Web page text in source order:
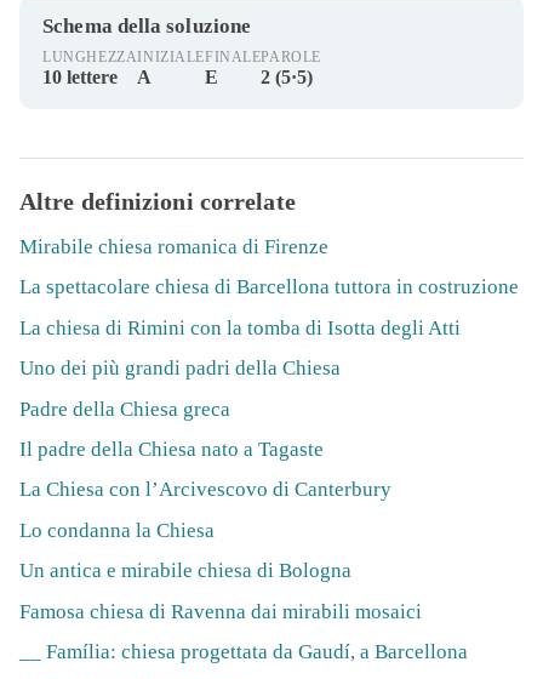
Schema della soluzione
LUNGHEZZA
10 lettere
INIZIALE
A
FINALE
E
PAROLE
2 (5·5)
Altre definizioni correlate
Mirabile chiesa romanica di Firenze
La spettacolare chiesa di Barcellona tuttora in costruzione
La chiesa di Rimini con la tomba di Isotta degli Atti
Uno dei più grandi padri della Chiesa
Padre della Chiesa greca
Il padre della Chiesa nato a Tagaste
La Chiesa con l’Arcivescovo di Canterbury
Lo condanna la Chiesa
Un antica e mirabile chiesa di Bologna
Famosa chiesa di Ravenna dai mirabili mosaici
__ Família: chiesa progettata da Gaudí, a Barcellona